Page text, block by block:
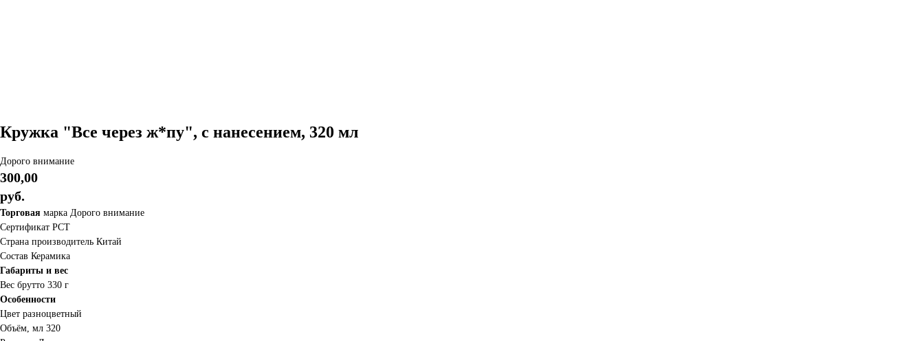
Кружка "Все через ж*пу", с нанесением, 320 мл
Дорого внимание
300,00
руб.
Торговая марка Дорого внимание
Сертификат РСТ
Страна производитель Китай
Состав Керамика
Габариты и вес
Вес брутто 330 г
Особенности
Цвет разноцветный
Объём, мл 320